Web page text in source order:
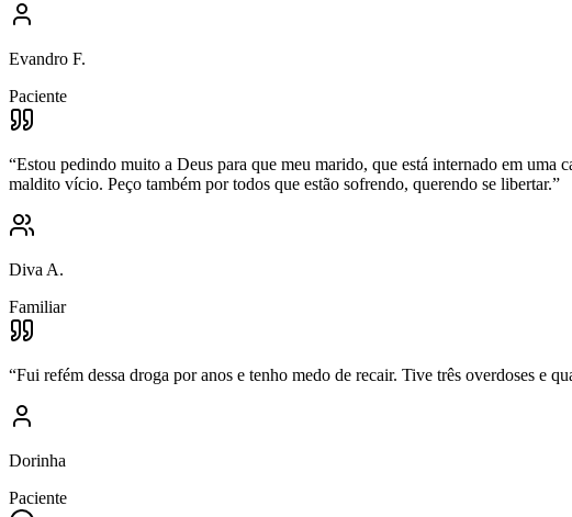
Evandro F.
Paciente
“Estou pedindo muito a Deus para que meu marido, que está internado em uma
maldito vício. Peço também por todos que estão sofrendo, querendo se libertar.”
Diva A.
Familiar
“Fui refém dessa droga por anos e tenho medo de recair. Tive três overdoses e
Dorinha
Paciente